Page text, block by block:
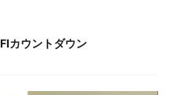
カウントダウン